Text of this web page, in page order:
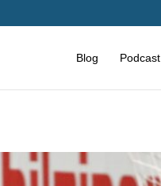
Blog Podcast